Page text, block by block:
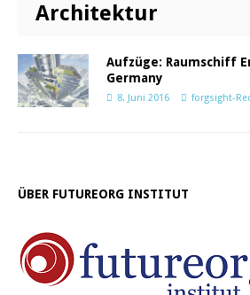
Architektur
Aufzüge: Raumschiff
Germany
8. Juni 2016 forgsight-
ÜBER FUTUREORG INSTITUT